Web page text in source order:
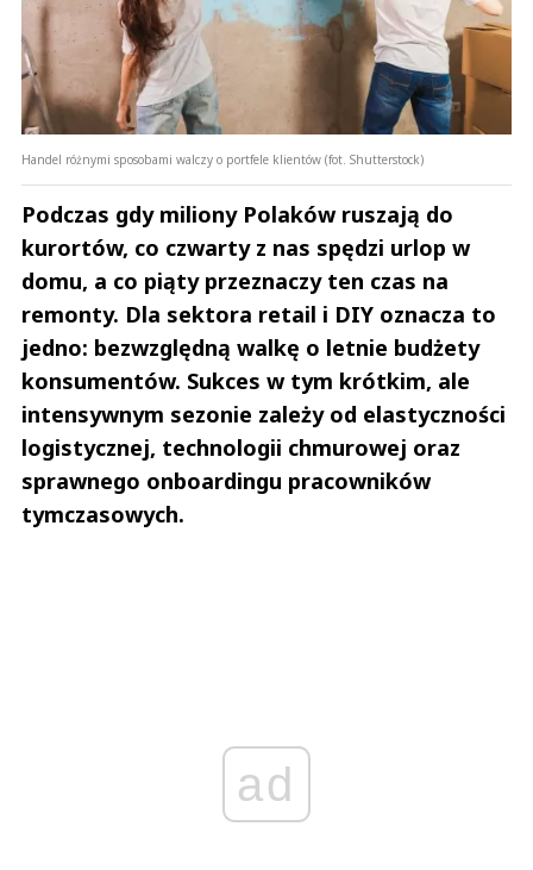
Handel różnymi sposobami walczy o portfele klientów (fot. Shutterstock)
Podczas gdy miliony Polaków ruszają do
kurortów, co czwarty z nas spędzi urlop w
domu, a co piąty przeznaczy ten czas na
remonty. Dla sektora retail i DIY oznacza to
jedno: bezwzględną walkę o letnie budżety
konsumentów. Sukces w tym krótkim, ale
intensywnym sezonie zależy od elastyczności
logistycznej, technologii chmurowej oraz
sprawnego onboardingu pracowników
tymczasowych.
ad